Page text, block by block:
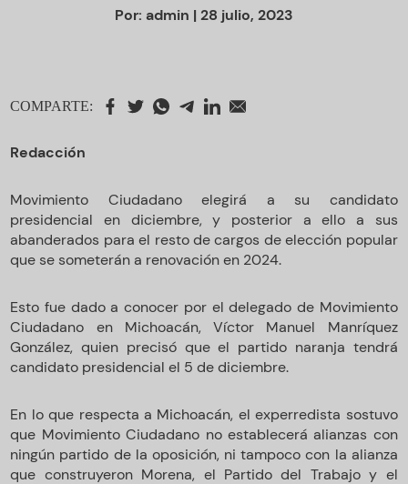
Por: admin | 28 julio, 2023
COMPARTE:
Redacción
Movimiento Ciudadano elegirá a su candidato
presidencial en diciembre, y posterior a ello a sus
abanderados para el resto de cargos de elección popular
que se someterán a renovación en 2024.
Esto fue dado a conocer por el delegado de Movimiento
Ciudadano en Michoacán, Víctor Manuel Manríquez
González, quien precisó que el partido naranja tendrá
candidato presidencial el 5 de diciembre.
En lo que respecta a Michoacán, el experredista sostuvo
que Movimiento Ciudadano no establecerá alianzas con
ningún partido de la oposición, ni tampoco con la alianza
que construyeron Morena, el Partido del Trabajo y el